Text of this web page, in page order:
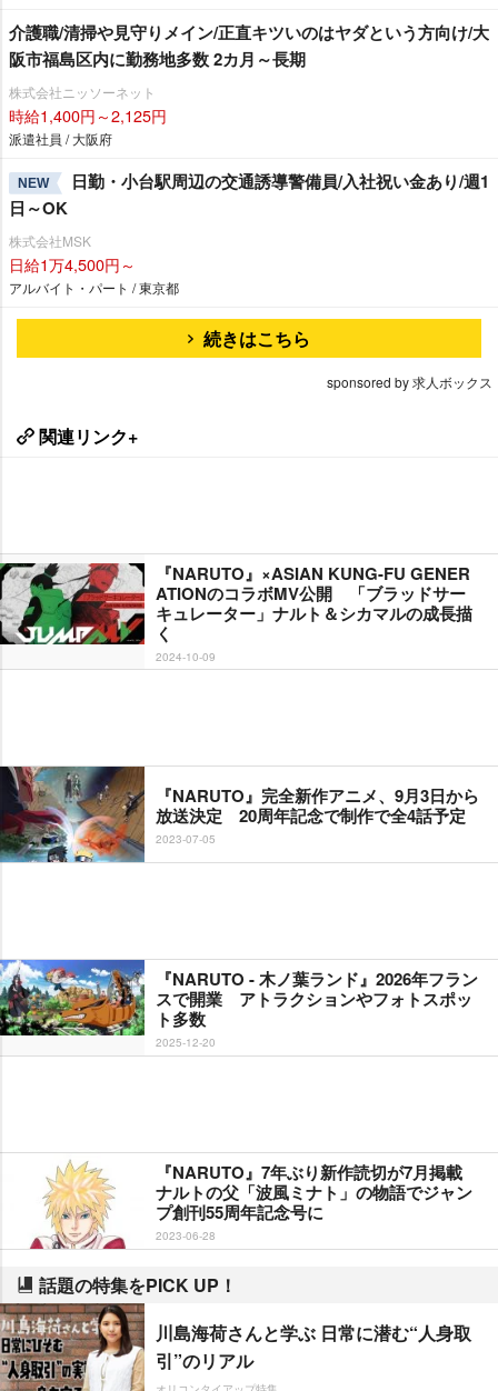
介護職/清掃や見守りメイン/正直キツいのはヤダという方向け/大
阪市福島区内に勤務地多数 2カ月～長期
株式会社ニッソーネット
時給1,400円～2,125円
派遣社員 / 大阪府
NEW
日勤・小台駅周辺の交通誘導警備員/入社祝い金あり/週1
日～OK
株式会社MSK
日給1万4,500円～
アルバイト・パート / 東京都
続きはこちら
sponsored by 求人ボックス
関連リンク+
『NARUTO』×ASIAN KUNG-FU GENER
ATIONのコラボMV公開 「ブラッドサー
キュレーター」ナルト＆シカマルの成長描
く
2024-10-09
『NARUTO』完全新作アニメ、9月3日から
放送決定 20周年記念で制作で全4話予定
2023-07-05
『NARUTO - 木ノ葉ランド』2026年フラン
スで開業 アトラクションやフォトスポッ
ト多数
2025-12-20
『NARUTO』7年ぶり新作読切が7月掲載
ナルトの父「波風ミナト」の物語でジャン
プ創刊55周年記念号に
2023-06-28
話題の特集をPICK UP！
川島海荷さんと学ぶ 日常に潜む“人身取
引”のリアル